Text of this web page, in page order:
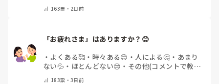
163票・ 2日前
「お疲れさま」はありますか？😊
・ よくある🥰 ・ 時々ある😊 ・ 人による🤔 ・ あまり
ない💦 ・ ほとんどない😢 ・ その他(コメントで教え
183票・3日前